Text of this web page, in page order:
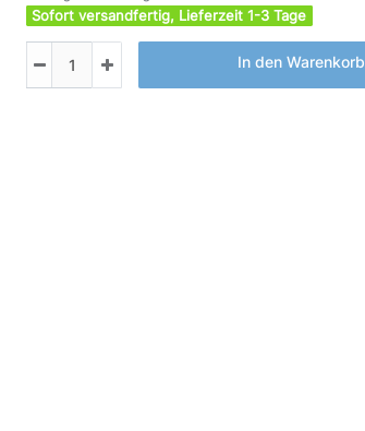
Sofort versandfertig, Lieferzeit 1-3 Tage
In den Warenkorb